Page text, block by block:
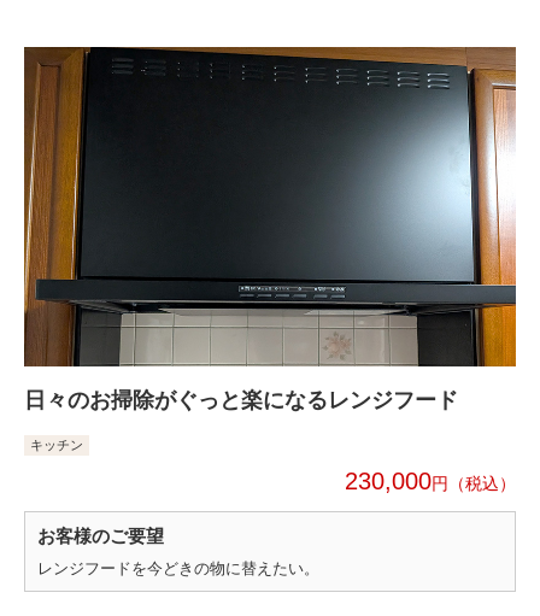
日々のお掃除がぐっと楽になるレンジフード
キッチン
230,000円
お客様のご要望
レンジフードを今どきの物に替えたい。